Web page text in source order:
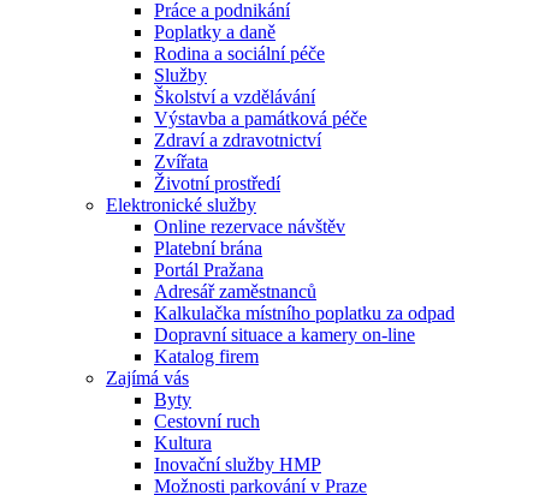
Práce a podnikání
Poplatky a daně
Rodina a sociální péče
Služby
Školství a vzdělávání
Výstavba a památková péče
Zdraví a zdravotnictví
Zvířata
Životní prostředí
Elektronické služby
Online rezervace návštěv
Platební brána
Portál Pražana
Adresář zaměstnanců
Kalkulačka místního poplatku za odpad
Dopravní situace a kamery on-line
Katalog firem
Zajímá vás
Byty
Cestovní ruch
Kultura
Inovační služby HMP
Možnosti parkování v Praze